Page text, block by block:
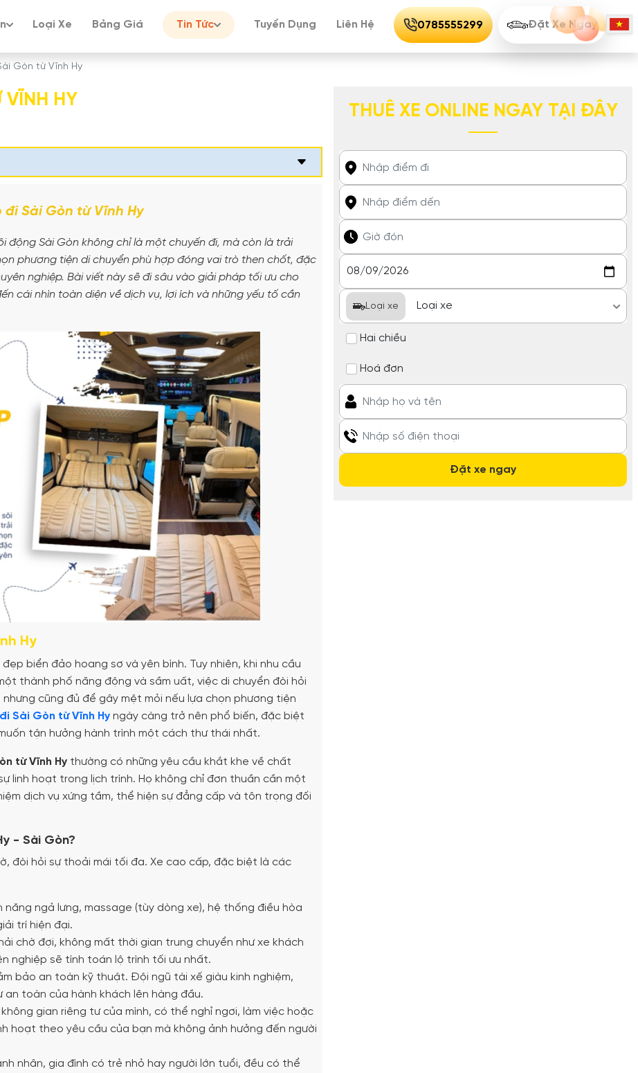
Loại Xe Bảng Giá Tin Tức Tuyển Dụng Liên Hệ 0785555299 Đặt Xe Ngay
Gòn từ Vĩnh Hy
VĨNH HY
Sài Gòn từ Vĩnh Hy
động Sài Gòn không chỉ là một chuyến đi, mà còn là trải
phương tiện di chuyển phù hợp đóng vai trò then chốt, đặc
nghiệp. Bài viết này sẽ đi sâu vào giải pháp tối ưu cho
cái nhìn toàn diện về dịch vụ, lợi ích và những yếu tố cần
Hy
biển đảo hoang sơ và yên bình. Tuy nhiên, khi nhu cầu
thành phố năng động và sầm uất, việc di chuyển đòi hỏi
cũng đủ để gây mệt mỏi nếu lựa chọn phương tiện
Sài Gòn từ Vĩnh Hy ngày càng trở nên phổ biến, đặc biệt
tận hưởng hành trình một cách thư thái nhất.
từ Vĩnh Hy thường có những yêu cầu khắt khe về chất
linh hoạt trong lịch trình. Họ không chỉ đơn thuần cần một
dịch vụ xứng tầm, thể hiện sự đẳng cấp và tôn trọng đối
- Sài Gòn?
đòi hỏi sự thoải mái tối đa. Xe cao cấp, đặc biệt là các
ngả lưng, massage (tùy dòng xe), hệ thống điều hòa
trí hiện đại.
chờ đợi, không mất thời gian trung chuyển như xe khách
nghiệp sẽ tính toán lộ trình tối ưu nhất.
bảo an toàn kỹ thuật. Đội ngũ tài xế giàu kinh nghiệm,
toàn của hành khách lên hàng đầu.
gian riêng tư của mình, có thể nghỉ ngơi, làm việc hoặc
hoạt theo yêu cầu của bạn mà không ảnh hưởng đến người
nhân, gia đình có trẻ nhỏ hay người lớn tuổi, đều có thể
THUÊ XE ONLINE NGAY TẠI ĐÂY
Loại xe
Hai chiều
Hoá đơn